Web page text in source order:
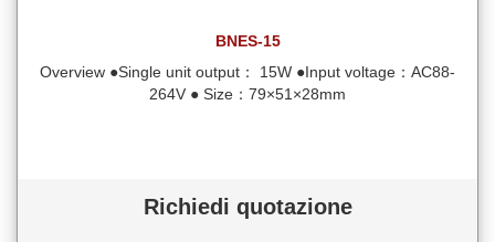
BNES-15
Overview ●Single unit output： 15W ●Input voltage：AC88-
264V ● Size：79×51×28mm
Richiedi quotazione